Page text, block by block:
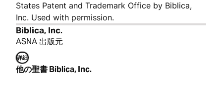
States Patent and Trademark Office by Biblica,
Inc. Used with permission.
Biblica, Inc.
ASNA 出版元
詳細
他の聖書 Biblica, Inc.